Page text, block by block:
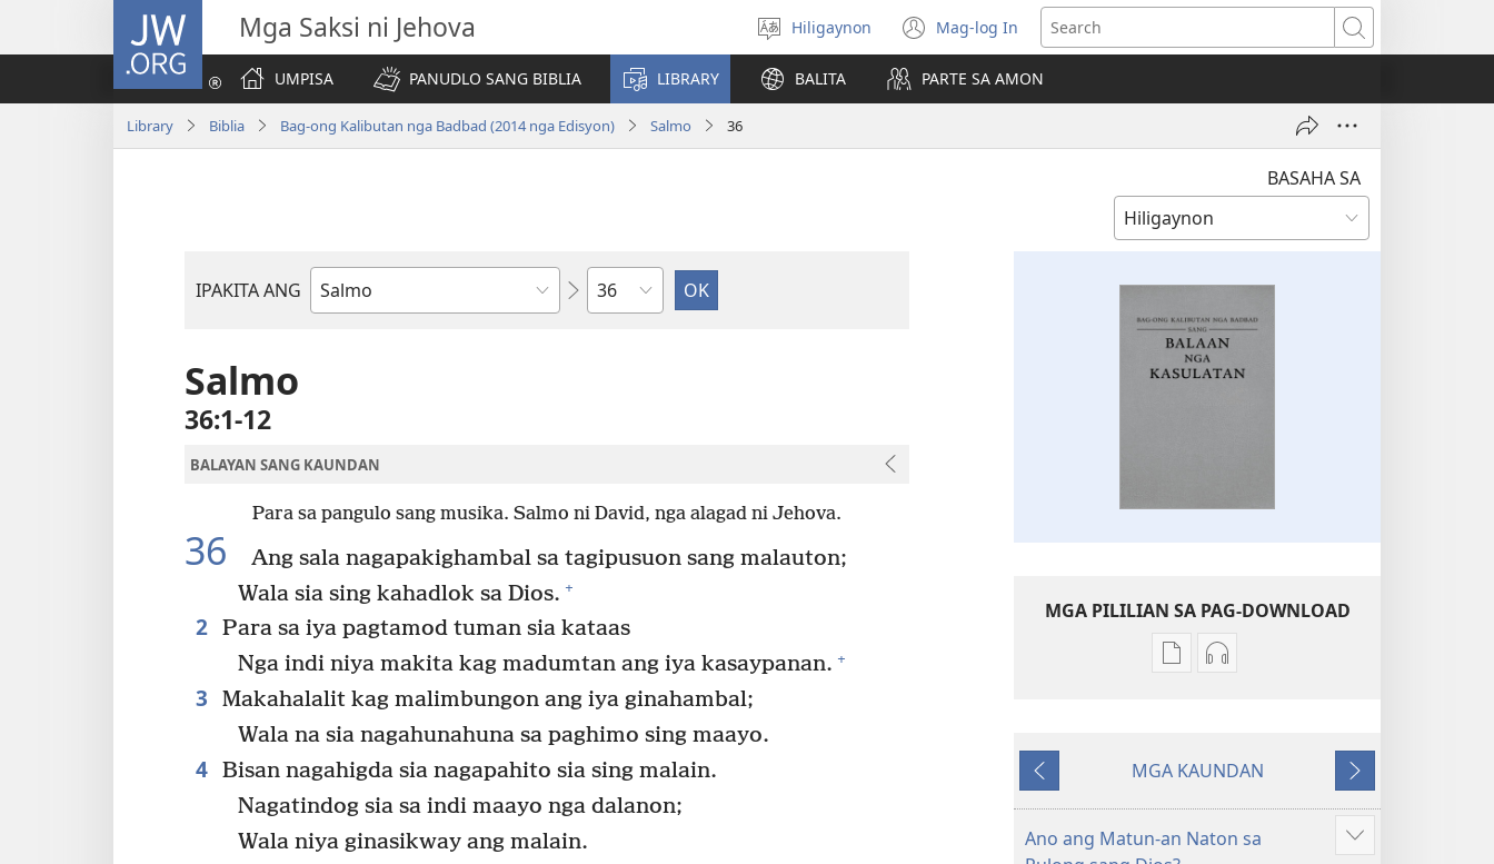
JW.ORG Mga Saksi ni Jehova
Magpili
sing
lenguahe
Hiligaynon Mag-log In
(opens
new
window)
Search
UMPISA
PANUDLO SANG BIBLIA LIBRARY BALITA PARTE SA AMON
Library Biblia Bag-ong Kalibutan nga Badbad (2014 nga Edisyon) Salmo 36
BASAHA SA
IPAKITA ANG
Libro
Kapitulo
Salmo
36:1-12
BALAYAN SANG KAUNDAN
Para sa pangulo sang musika. Salmo ni David, nga alagad ni Jehova.
36
Ang sala nagapakighambal sa tagipusuon sang malauton;
Wala sia sing kahadlok sa Dios. +
2 Para sa iya pagtamod tuman sia kataas
Nga indi niya makita kag madumtan ang iya kasaypanan. +
3
Makahalalit kag malimbungon ang iya ginahambal;
Wala na sia nagahunahuna sa paghimo sing maayo.
4 Bisan nagahigda sia nagapahito sia sing malain.
Nagatindog sia sa indi maayo nga dalanon;
Wala niya ginasikway ang malain.
MGA PILILIAN SA PAG-DOWNLOAD
Mga
download
mga
publikasyon
Mga
download
Bag-
Ibalik
MGA KAUNDAN
Masunod
Ano ang Matun-an Naton sa
Ipakita